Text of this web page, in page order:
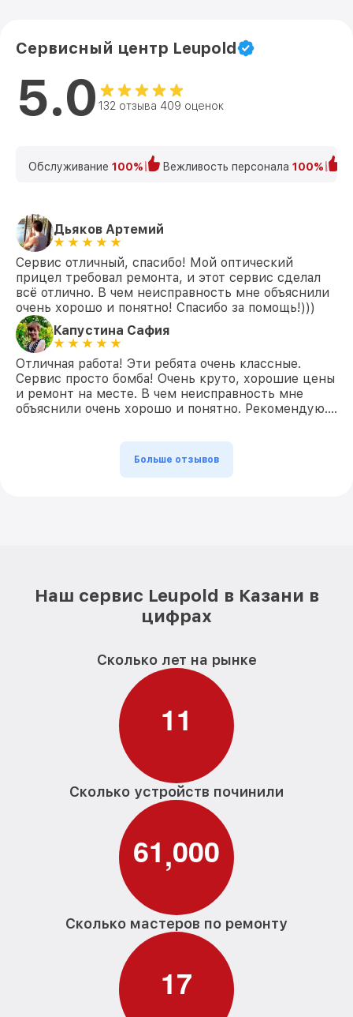
Сервисный центр Leupold
5.0 132 отзыва 409 оценок
Обслуживание 100% Вежливость персонала 100%
Дьяков Артемий
Сервис отличный, спасибо! Мой оптический
прицел требовал ремонта, и этот сервис сделал
всё отлично. В чем неисправность мне объяснили
очень хорошо и понятно! Спасибо за помощь!)))
Капустина Сафия
Отличная работа! Эти ребята очень классные.
Сервис просто бомба! Очень круто, хорошие цены
и ремонт на месте. В чем неисправность мне
объяснили очень хорошо и понятно. Рекомендую….
Больше отзывов
Наш сервис Leupold в Казани в
цифрах
Сколько лет на рынке
11
Сколько устройств починили
61,000
Сколько мастеров по ремонту
17